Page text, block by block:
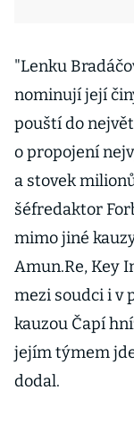
"Lenku
nominují její
pouští do
o propojení
a stovek
šéfredaktor
mimo jiné
Amun.Re, Key
mezi soudci i v
kauzou Čapí
jejím týmem
dodal.